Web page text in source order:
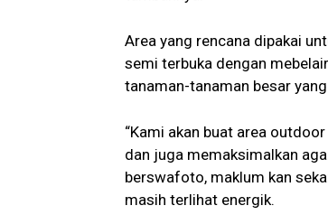
Area yang rencana dipakai
semi terbuka dengan
tanaman-tanaman besar
“Kami akan buat area
dan juga memaksimalkan
berswafoto, maklum kan
masih terlihat energik.